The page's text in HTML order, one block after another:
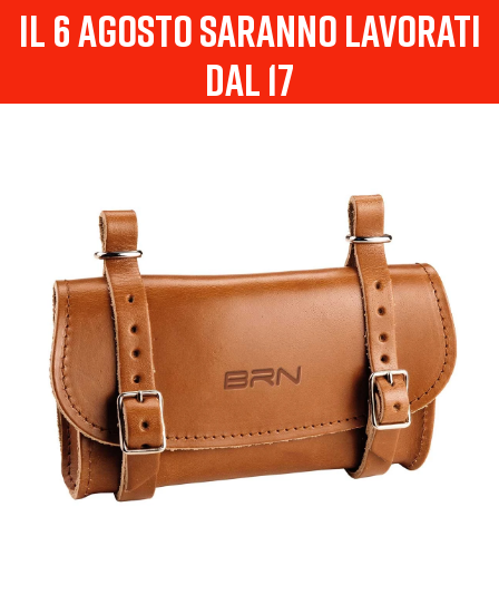
il 6 agosto saranno lavorati
dal 17